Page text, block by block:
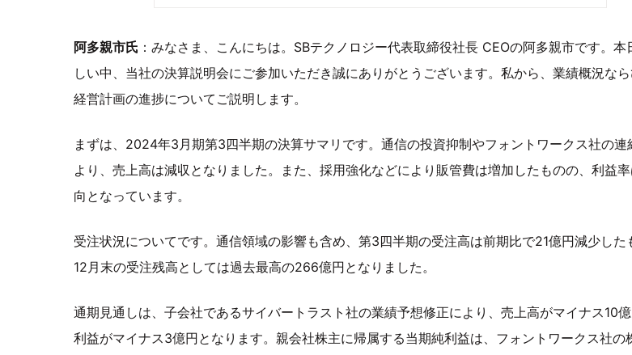
阿多親市氏 ：みなさま、こんにちは。SBテクノロジー代表取締役社長 CEOの阿多親市です。本
しい中、当社の決算説明会にご参加いただき誠にありがとうございます。私から、業績概況な
経営計画の進捗についてご説明します。
まずは、2024年3月期第3四半期の決算サマリです。通信の投資抑制やフォントワークス社の連
より、売上高は減収となりました。また、採用強化などにより販管費は増加したものの、利益
向となっています。
受注状況についてです。通信領域の影響も含め、第3四半期の受注高は前期比で21億円減少した
12月末の受注残高としては過去最高の266億円となりました。
通期見通しは、子会社であるサイバートラスト社の業績予想修正により、売上高がマイナス10
利益がマイナス3億円となります。親会社株主に帰属する当期純利益は、フォントワークス社の